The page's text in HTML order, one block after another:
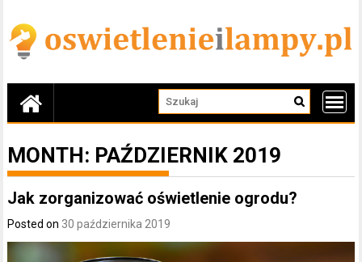
content
MONTH: PAŹDZIERNIK 2019
Jak zorganizować oświetlenie ogrodu?
Posted on 30 października 2019